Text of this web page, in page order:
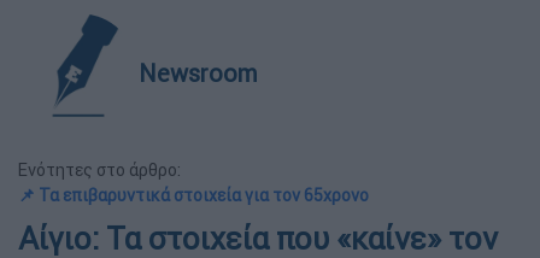
Newsroom
Ενότητες στο άρθρο:
📌 Τα επιβαρυντικά στοιχεία για τον 65χρονο
Αίγιο: Τα στοιχεία που «καίνε» τον